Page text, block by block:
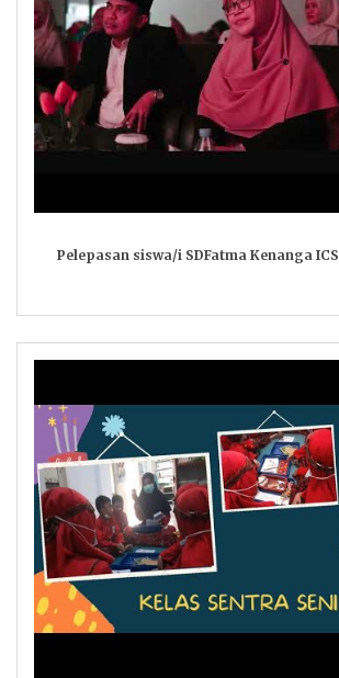
Pelepasan siswa/i SDFatma Kenanga